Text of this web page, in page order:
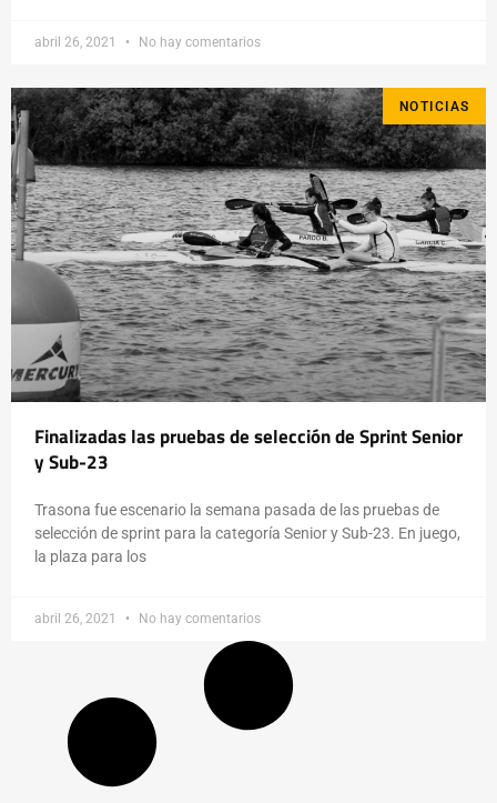
abril 26, 2021 No hay comentarios
NOTICIAS
Finalizadas las pruebas de selección de Sprint Senior
y Sub-23
Trasona fue escenario la semana pasada de las pruebas de
selección de sprint para la categoría Senior y Sub-23. En juego,
la plaza para los
abril 26, 2021 No hay comentarios